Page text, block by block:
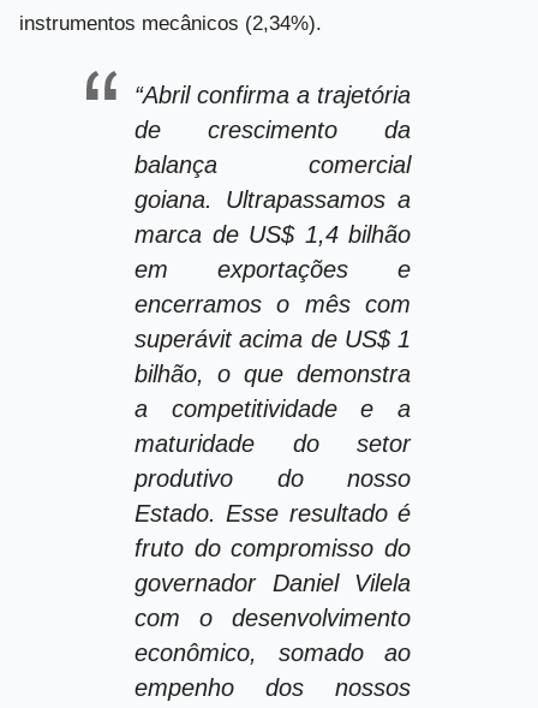
instrumentos mecânicos (2,34%).
“Abril confirma a trajetória
de crescimento da
balança comercial
goiana. Ultrapassamos a
marca de US$ 1,4 bilhão
em exportações e
encerramos o mês com
superávit acima de US$ 1
bilhão, o que demonstra
a competitividade e a
maturidade do setor
produtivo do nosso
Estado. Esse resultado é
fruto do compromisso do
governador Daniel Vilela
com o desenvolvimento
econômico, somado ao
empenho dos nossos